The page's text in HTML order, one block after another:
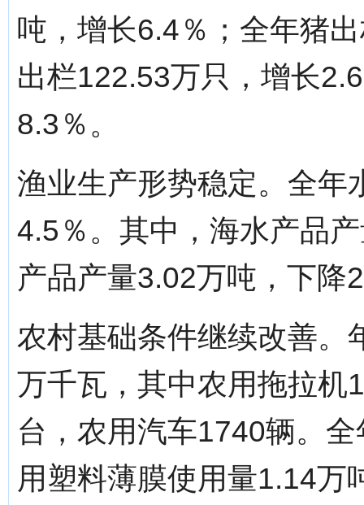
吨，增长6.4％；全年猪
出栏122.53万只，增长
8.3％。
渔业生产形势稳定。全年
4.5％。其中，海水产品
产品产量3.02万吨，下降
农村基础条件继续改善。
万千瓦，其中农用拖拉机
台，农用汽车1740辆。
用塑料薄膜使用量1.14万